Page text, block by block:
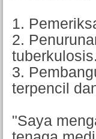
1.
2.
tuberkulosis.
3.
terpencil
"Saya